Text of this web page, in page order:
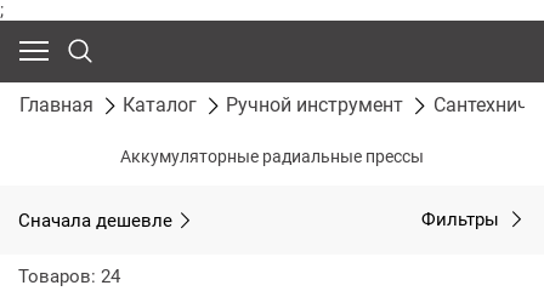
;
Главная Каталог Ручной инструмент
Аккумуляторные радиальные прессы
Сначала дешевле Фильтры
Товаров: 24